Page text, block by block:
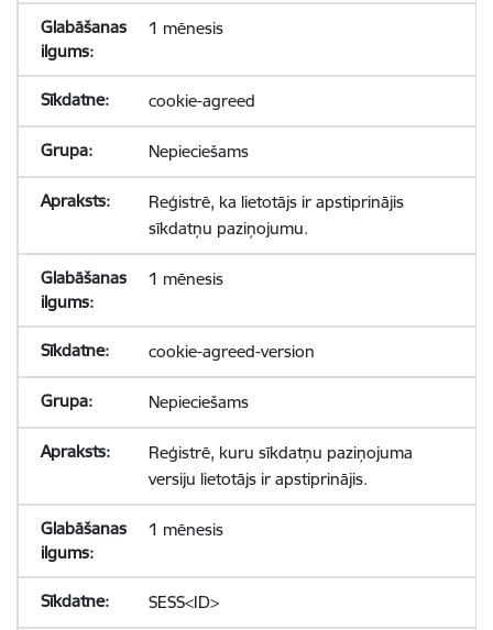
1 mēnesis
cookie-agreed
Nepieciešams
Reģistrē, ka lietotājs ir apstiprinājis
sīkdatņu paziņojumu.
1 mēnesis
cookie-agreed-version
Nepieciešams
Reģistrē, kuru sīkdatņu paziņojuma
versiju lietotājs ir apstiprinājis.
1 mēnesis
SESS<ID>